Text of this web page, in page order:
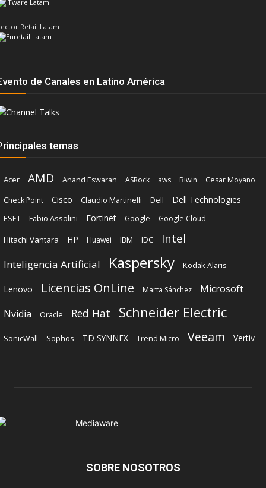
Retail Latam
de Canales en Latino América
temas
Acer AMD Anand Eswaran ASRock aws Biwin
Cesar Moyano
Check Point
Cisco Claudio Martinelli Dell Dell Technologies
ESET Fabio Assolini Fortinet Google Google Cloud
Hitachi Vantara HP Huawei IBM IDC Intel
Inteligencia Artificial Kaspersky Kodak Alaris
Lenovo Licencias OnLine Marta Sánchez
Microsoft
Nvidia
Oracle Red Hat Schneider Electric
SonicWall Sophos TD SYNNEX Trend Micro Veeam Vertiv
SOBRE NOSOTROS